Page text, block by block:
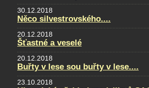
30.12.2018
Něco silvestrovského....
20.12.2018
Šťastné a veselé
20.12.2018
Buřty v lese sou buřty v lese....
23.10.2018